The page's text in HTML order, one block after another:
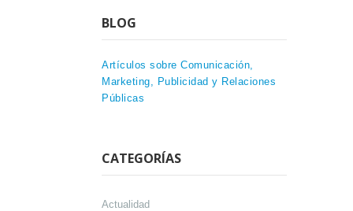
BLOG
Artículos sobre Comunicación,
Marketing, Publicidad y Relaciones
Públicas
CATEGORÍAS
Actualidad